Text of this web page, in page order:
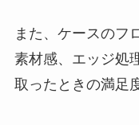
また、ケースのフ
素材感、エッジ処
取ったときの満足